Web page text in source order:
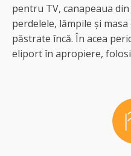
pentru TV, canapeaua
perdelele, lămpile și
păstrate încă. În acea
eliport în apropiere,